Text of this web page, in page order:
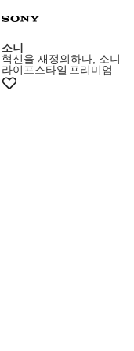
+5% 쿠폰
소니
혁신을 재정의하다, 소니
라이프스타일 프리미엄